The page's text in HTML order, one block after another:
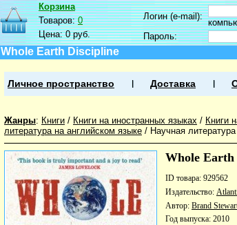
Корзина
Товаров:0
Цена:0 руб.
Логин (e-mail):
Пароль:
Whole Earth Discipline
Личное пространство Доставка
Жанры: Книги / Книги на иностранных языках / Книги
литература на английском языке / Научная литература
Whole
ID товара: 929562
Издательство:
Автор: Brand
Год выпуска: 2010